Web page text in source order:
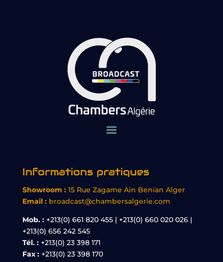
Informations pratiques
Showroom : 15 Rue Zagame Aïn Benian Alger
Email : broadcast@chambersalgerie.com
Mob. :+213(0) 661 820 455 | +213(0) 660 020 026 |
+213(0) 656 242 545
Tél. : +213(0) 23 398 171
Fax : +213(0) 23 398 170